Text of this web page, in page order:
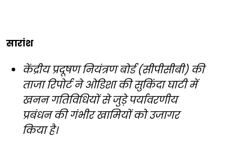
सारांश
केंद्रीय प्रदूषण नियंत्रण बोर्ड (सीपीसीबी) की
ताजा रिपोर्ट ने ओडिशा की सुकिंदा घाटी में
खनन गतिविधियों से जुड़े पर्यावरणीय
प्रबंधन की गंभीर खामियों को उजागर
किया है।